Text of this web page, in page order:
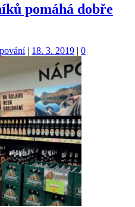
pomáhá dobře
| 18. 3. 2019 | 0